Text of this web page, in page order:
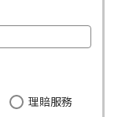
理賠服務